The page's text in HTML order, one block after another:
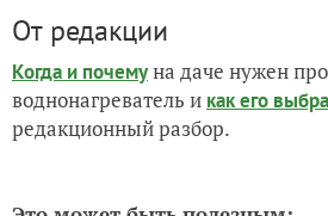
От редакции
Когда и почемуна даче нужен
воднонагреватель и как его
редакционный разбор.